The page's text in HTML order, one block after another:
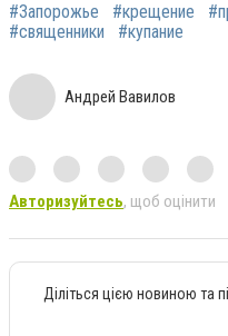
#Запорожье #крещение
#священники
#купание
Андрей Вавилов
Авторизуйтесь, щоб оцінити
Діліться цією новиною та